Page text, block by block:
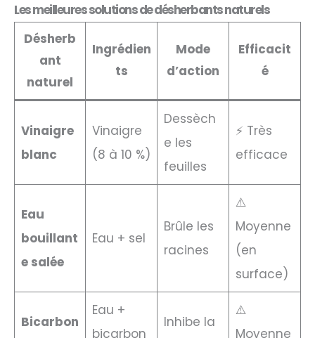
Les meilleures solutions de désherbants naturels
Désherb
ant
naturel
Ingrédien
ts
Mode
d’action
Efficacit
é
Vinaigre
blanc
Vinaigre
(8 à 10 %)
Dessèch
e les
feuilles
⚡ Très
efficace
Eau
bouillant
e salée
Eau + sel
Brûle les
racines
⚠️
Moyenne
(en
surface)
Bicarbon
Eau +
bicarbon
Inhibe la
⚠️
Moyenne